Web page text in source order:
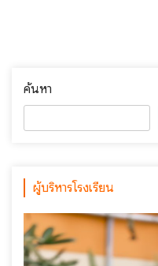
ค้นหา
ผู้บริหารโรงเรียน